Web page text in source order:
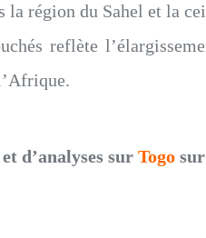
la région du Sahel et la
reflète
d’analyses sur Togo